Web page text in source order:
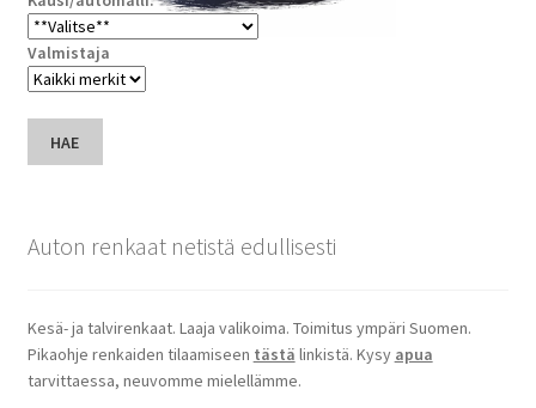
Valmistaja
HAE
Auton renkaat netistä edullisesti
Kesä- ja talvirenkaat. Laaja valikoima. Toimitus ympäri Suomen.
Pikaohje renkaiden tilaamiseen tästä linkistä. Kysy apua
tarvittaessa, neuvomme mielellämme.